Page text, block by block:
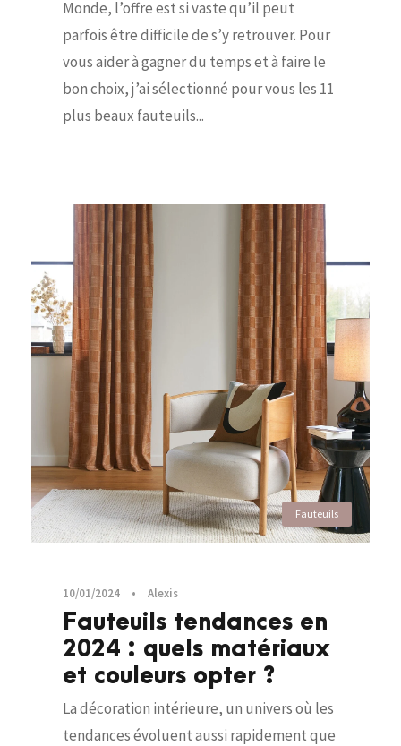
Monde, l’offre est si vaste qu’il peut
parfois être difficile de s’y retrouver. Pour
vous aider à gagner du temps et à faire le
bon choix, j’ai sélectionné pour vous les 11
plus beaux fauteuils...
Fauteuils
10/01/2024 • Alexis
Fauteuils tendances en
2024 : quels matériaux
et couleurs opter ?
La décoration intérieure, un univers où les
tendances évoluent aussi rapidement que